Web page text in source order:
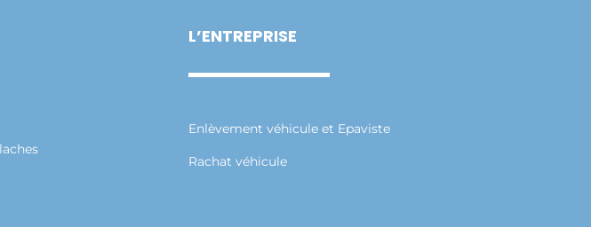
L’ENTREPRISE
Enlèvement véhicule et Epaviste
Rachat véhicule